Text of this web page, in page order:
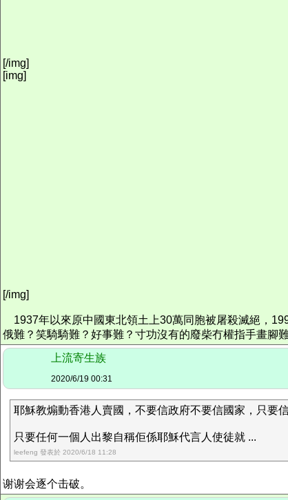
[/img]
[img]
[/img]
1937年以來原中國東北領土上30萬同胞被屠殺滅絕，
俄難？笑騎騎難？好事難？寸功沒有的廢柴冇權指手畫腳
上流寄生族
2020/6/19 00:31
耶穌教煽動香港人賣國，不要信政府不要信國家，只要信
只要任何一個人出黎自稱佢係耶穌代言人使徒就 ...
leefeng 發表於 2020/6/18 11:28
谢谢会逐个击破。